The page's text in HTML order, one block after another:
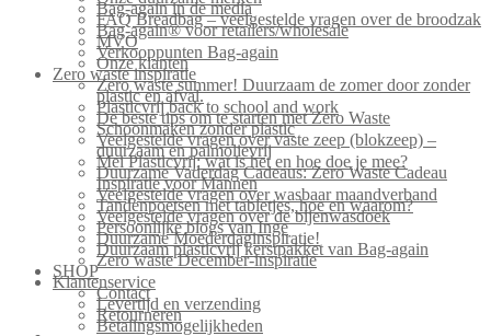
Bag-again in de media
FAQ Breadbag – veelgestelde vragen over de broodzak
Bag-again® voor retailers/wholesale
MVO
Verkooppunten Bag-again
Onze klanten
Zero waste inspiratie
Zero waste summer! Duurzaam de zomer door zonder
plastic en afval.
Plasticvrij back to school and work
De beste tips om te starten met Zero Waste
Schoonmaken zonder plastic
Veelgestelde vragen over vaste zeep (blokzeep) –
duurzaam en palmolievrij
Mei Plasticvrij: wat is het en hoe doe je mee?
Duurzame Vaderdag Cadeaus: Zero Waste Cadeau
Inspiratie voor Mannen
Veelgestelde vragen over wasbaar maandverband
Tandenpoetsen met tabletjes, hoe en waarom?
Veelgestelde vragen over de bijenwasdoek
Persoonlijke blogs van Inge
Duurzame Moederdaginspiratie!
Duurzaam plasticvrij kerstpakket van Bag-again
Zero waste December-inspiratie
SHOP
Klantenservice
Contact
Levertijd en verzending
Retourneren
Betalingsmogelijkheden